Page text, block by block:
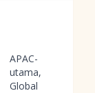
APAC-
utama,
Global